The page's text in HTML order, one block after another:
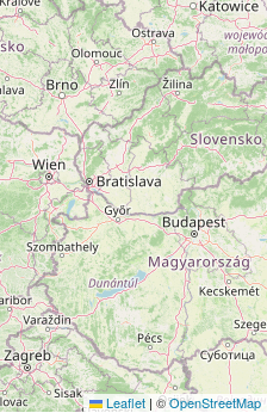
Leaflet | ©OpenStreetMap